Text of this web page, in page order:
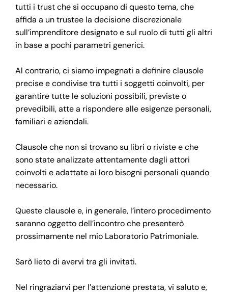
tutti i trust che si occupano di questo tema, che
affida a un trustee la decisione discrezionale
sull’imprenditore designato e sul ruolo di tutti gli altri
in base a pochi parametri generici.
Al contrario, ci siamo impegnati a definire clausole
precise e condivise tra tutti i soggetti coinvolti, per
garantire tutte le soluzioni possibili, previste o
prevedibili, atte a rispondere alle esigenze personali,
familiari e aziendali.
Clausole che non si trovano su libri o riviste e che
sono state analizzate attentamente dagli attori
coinvolti e adattate ai loro bisogni personali quando
necessario.
Queste clausole e, in generale, l’intero procedimento
saranno oggetto dell’incontro che presenterò
prossimamente nel mio Laboratorio Patrimoniale.
Sarò lieto di avervi tra gli invitati.
Nel ringraziarvi per l’attenzione prestata, vi saluto e,